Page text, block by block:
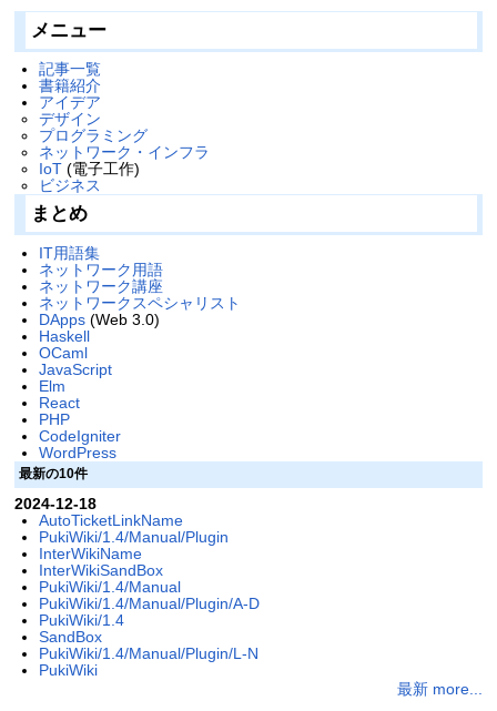
メニュー
記事一覧
書籍紹介
アイデア
デザイン
プログラミング
ネットワーク・インフラ
IoT(電子工作)
ビジネス
まとめ
IT用語集
ネットワーク用語
ネットワーク講座
ネットワークスペシャリスト
DApps(Web 3.0)
Haskell
OCaml
JavaScript
Elm
React
PHP
CodeIgniter
WordPress
最新の10件
2024-12-18
AutoTicketLinkName
PukiWiki/1.4/Manual/Plugin
InterWikiName
InterWikiSandBox
PukiWiki/1.4/Manual
PukiWiki/1.4/Manual/Plugin/A-D
PukiWiki/1.4
SandBox
PukiWiki/1.4/Manual/Plugin/L-N
PukiWiki
最新 more...